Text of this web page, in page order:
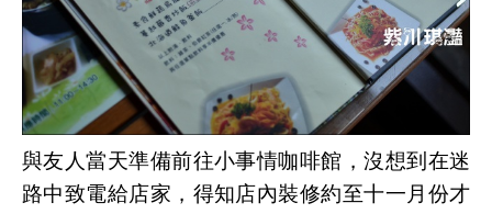
與友人當天準備前往小事情咖啡館，沒想到在迷
路中致電給店家，得知店內裝修約至十一月份才